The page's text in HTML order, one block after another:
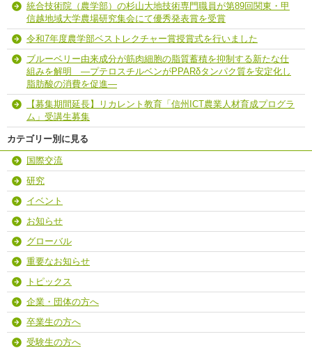
統合技術院（農学部）の杉山大地技術専門職員が第89回関東・甲
信越地域大学農場研究集会にて優秀発表賞を受賞
令和7年度農学部ベストレクチャー賞授賞式を行いました
ブルーベリー由来成分が筋肉細胞の脂質蓄積を抑制する新たな仕
組みを解明 ―プテロスチルベンがPPARδタンパク質を安定化し
脂肪酸の消費を促進―
【募集期間延長】リカレント教育「信州ICT農業人材育成プログラ
ム」受講生募集
カテゴリー別に見る
国際交流
研究
イベント
お知らせ
グローバル
重要なお知らせ
トピックス
企業・団体の方へ
卒業生の方へ
受験生の方へ